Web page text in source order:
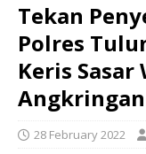
Tekan
Polres
Keris Sasar
Angkringan
28 February 2022